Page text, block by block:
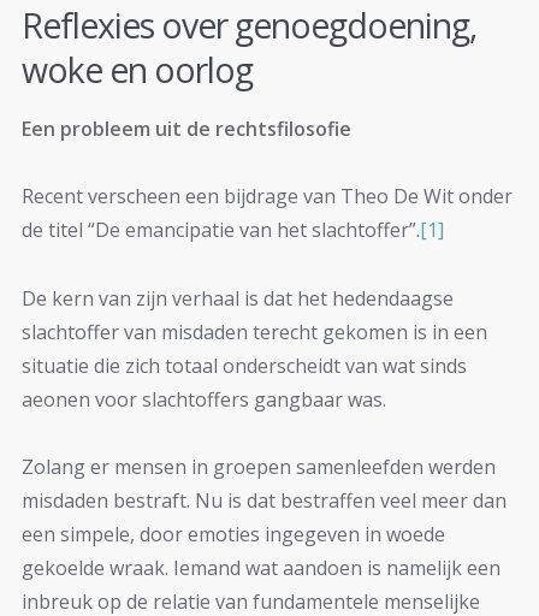
Reflexies over genoegdoening,
woke en oorlog
Een probleem uit de rechtsfilosofie
Recent verscheen een bijdrage van Theo De Wit onder
de titel “De emancipatie van het slachtoffer”.[1]
De kern van zijn verhaal is dat het hedendaagse
slachtoffer van misdaden terecht gekomen is in een
situatie die zich totaal onderscheidt van wat sinds
aeonen voor slachtoffers gangbaar was.
Zolang er mensen in groepen samenleefden werden
misdaden bestraft. Nu is dat bestraffen veel meer dan
een simpele, door emoties ingegeven in woede
gekoelde wraak. Iemand wat aandoen is namelijk een
inbreuk op de relatie van fundamentele menselijke